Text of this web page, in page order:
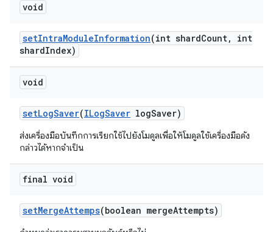
void
setIntraModuleInformation(int shardCount,
int
shardIndex)
void
setLogSaver(ILogSaver logSaver)
ส่งเครื่องมือบันทึกการเรียกใช้ไปยังโมดูลเพื่อให้โมดูลใช้เครื่องมือดัง
กล่าวได้หากจำเป็น
final void
setMergeAttemps(boolean mergeAttempts)